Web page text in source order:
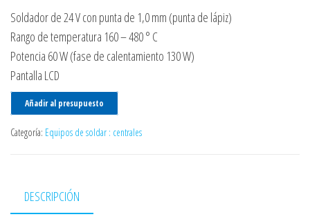
Soldador de 24 V con punta de 1,0 mm (punta de lápiz)
Rango de temperatura 160 – 480 ° C
Potencia 60 W (fase de calentamiento 130 W)
Pantalla LCD
Añadir al presupuesto
Categoría: Equipos de soldar : centrales
DESCRIPCIÓN